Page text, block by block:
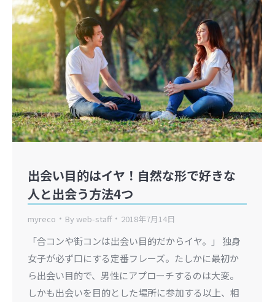
出会い目的はイヤ！自然な形で好きな
人と出会う方法4つ
myreco Byweb-staff 2018年7月14日
「合コンや街コンは出会い目的だからイヤ。」 独身
女子が必ず口にする定番フレーズ。たしかに最初か
ら出会い目的で、男性にアプローチするのは大変。
しかも出会いを目的とした場所に参加する以上、相